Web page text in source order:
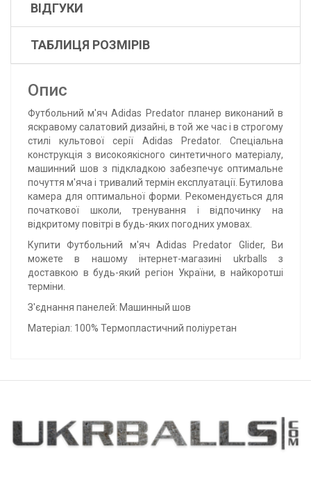
ВІДГУКИ
ТАБЛИЦЯ РОЗМІРІВ
Опис
Футбольний м'яч Adidas Predator планер виконаний в
яскравому салатовий дизайні, в той же час і в строгому
стилі культової серії Adidas Predator. Спеціальна
конструкція з високоякісного синтетичного матеріалу,
машинний шов з підкладкою забезпечує оптимальне
почуття м'яча і тривалий термін експлуатації. Бутилова
камера для оптимальної форми. Рекомендується для
початкової школи, тренування і відпочинку на
відкритому повітрі в будь-яких погодних умовах.
Купити Футбольний м'яч Adidas Predator Glider, Ви
можете в нашому інтернет-магазині ukrballs з
доставкою в будь-який регіон України, в найкоротші
терміни.
З'єднання панелей: Машинный шов
Матеріал: 100% Термопластичний поліуретан